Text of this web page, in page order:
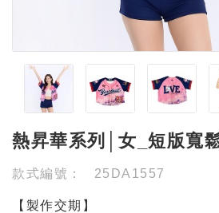
熱昇華系列│女_短版寬
款式編號： 25DA1557
【製作交期】